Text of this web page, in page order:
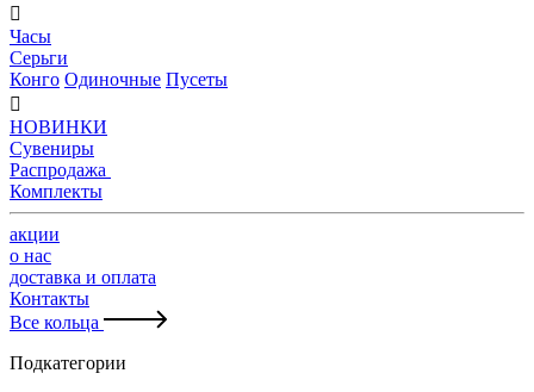

Часы
Серьги
Конго Одиночные Пусеты

НОВИНКИ
Сувениры
Распродажа
Комплекты
акции
о нас
доставка и оплата
Контакты
Все кольца
Подкатегории